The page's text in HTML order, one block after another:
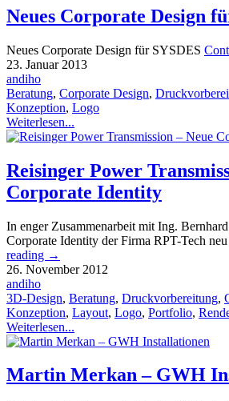
Neues Corporate Design
Neues Corporate Design für SYSDES
23. Januar 2013
andiho
Beratung, Corporate Design,
Konzeption, Logo
Weiterlesen...
Reisinger Power
Corporate Identity
In enger Zusammenarbeit mit Ing.
Corporate Identity der Firma RPT-Tech neu
reading →
26. November 2012
andiho
3D-Design, Beratung, Druckvorbereitung,
Konzeption, Layout, Logo, Portfolio,
Weiterlesen...
Martin Merkan – GWH